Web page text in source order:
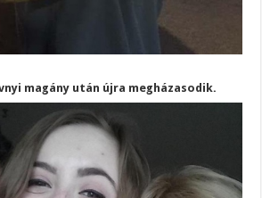
magány után újra megházasodik.